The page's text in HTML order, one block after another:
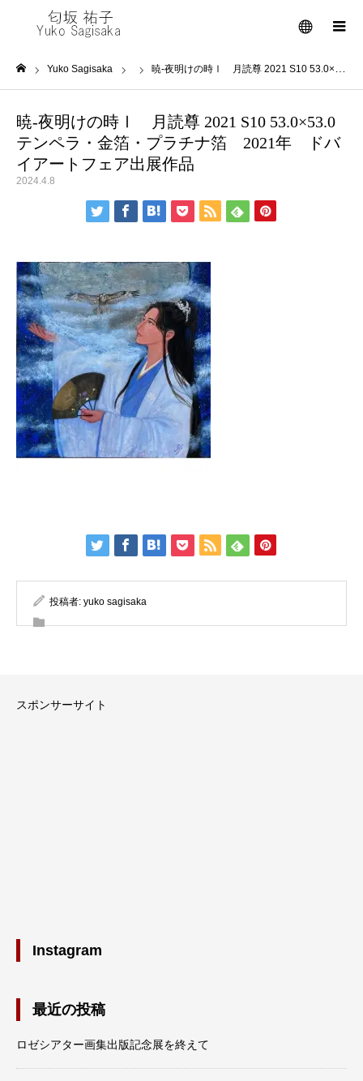
メニュー
Yuko Sagisaka 暁-夜明けの時Ⅰ 月読尊 2021 S10 53.0×53.0 テンペラ・金箔・プラチナ箔 2021年 ドバイアートフェア出展作品
暁-夜明けの時Ⅰ 月読尊 2021 S10 53.0×53.0
テンペラ・金箔・プラチナ箔 2021年 ドバ
イアートフェア出展作品
2024.4.8
投稿者: yuko sagisaka
スポンサーサイト
Instagram
最近の投稿
ロゼシアター画集出版記念展を終えて